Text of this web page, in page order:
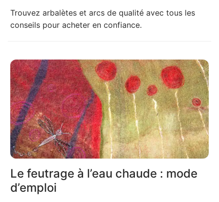
Trouvez arbalètes et arcs de qualité avec tous les
conseils pour acheter en confiance.
Le feutrage à l’eau chaude : mode
d’emploi